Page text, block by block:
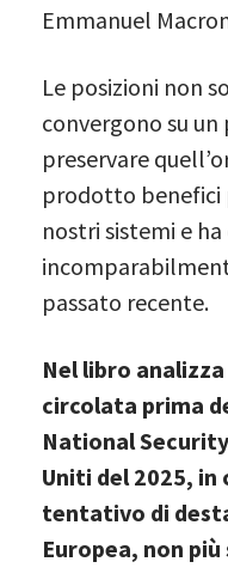
Emmanuel
Le posizioni non
convergono su
preservare
prodotto benefici
nostri sistemi e
passato recente.
Nel libro
circolata prima
National
Uniti del 2025, in
tentativo di
Europea, non